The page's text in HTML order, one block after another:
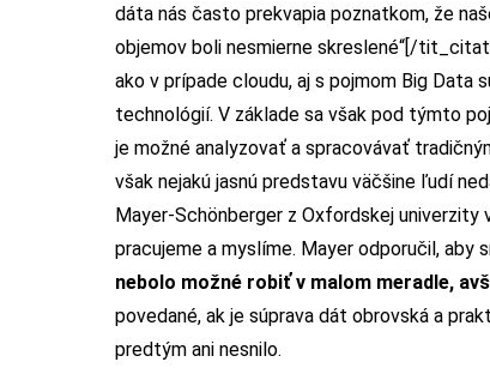
dáta nás často prekvapia poznatkom, že
objemov boli nesmierne skreslené“[/
ako v prípade cloudu, aj s pojmom Big
technológií. V základe sa však pod týmto
je možné analyzovať a spracovávať
však nejakú jasnú predstavu väčšine ľudí
Mayer-Schönberger z Oxfordskej univerzity
pracujeme a myslíme. Mayer odporučil, aby
nebolo možné robiť v malom meradle,
povedané, ak je súprava dát obrovská a
predtým ani nesnilo.